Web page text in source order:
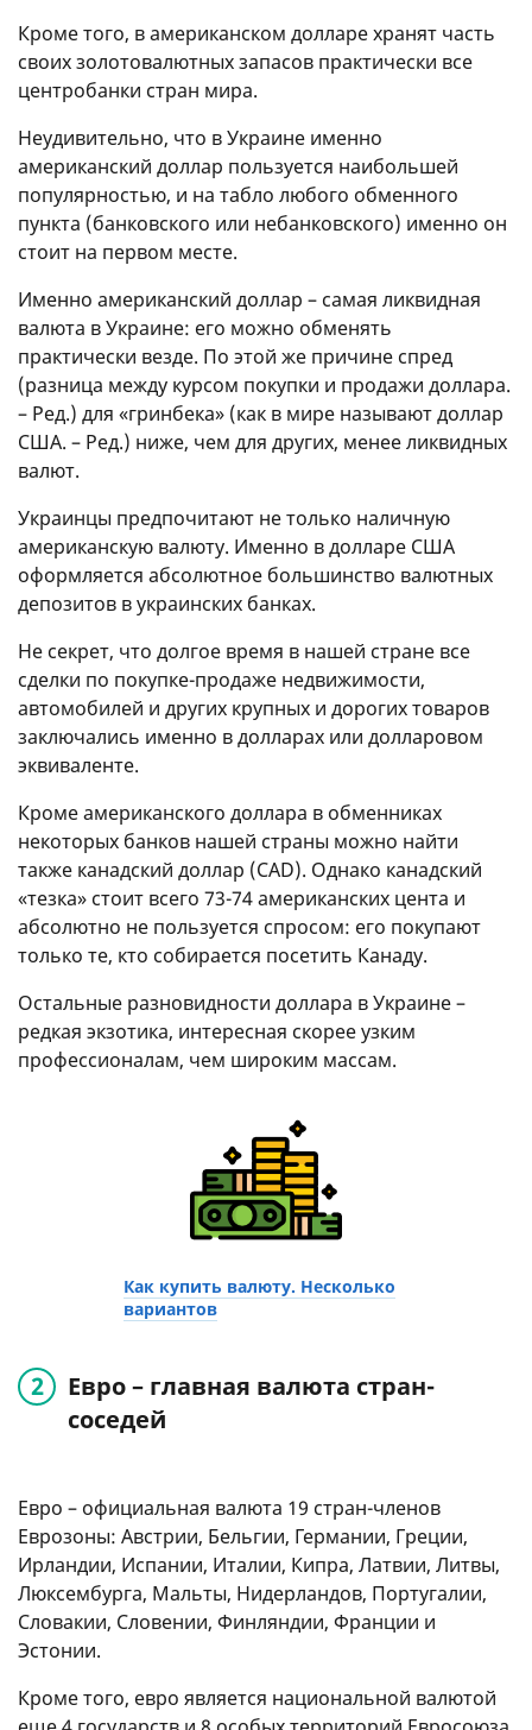
Кроме того, в американском долларе хранят часть
своих золотовалютных запасов практически все
центробанки стран мира.
Неудивительно, что в Украине именно
американский доллар пользуется наибольшей
популярностью, и на табло любого обменного
пункта (банковского или небанковского) именно он
стоит на первом месте.
Именно американский доллар – самая ликвидная
валюта в Украине: его можно обменять
практически везде. По этой же причине спред
(разница между курсом покупки и продажи доллара.
– Ред.) для «гринбека» (как в мире называют доллар
США. – Ред.) ниже, чем для других, менее ликвидных
валют.
Украинцы предпочитают не только наличную
американскую валюту. Именно в долларе США
оформляется абсолютное большинство валютных
депозитов в украинских банках.
Не секрет, что долгое время в нашей стране все
сделки по покупке-продаже недвижимости,
автомобилей и других крупных и дорогих товаров
заключались именно в долларах или долларовом
эквиваленте.
Кроме американского доллара в обменниках
некоторых банков нашей страны можно найти
также канадский доллар (CAD). Однако канадский
«тезка» стоит всего 73-74 американских цента и
абсолютно не пользуется спросом: его покупают
только те, кто собирается посетить Канаду.
Остальные разновидности доллара в Украине –
редкая экзотика, интересная скорее узким
профессионалам, чем широким массам.
Как купить валюту. Несколько
вариантов
Евро – главная валюта стран-
соседей
Евро – официальная валюта 19 стран-членов
Еврозоны: Австрии, Бельгии, Германии, Греции,
Ирландии, Испании, Италии, Кипра, Латвии, Литвы,
Люксембурга, Мальты, Нидерландов, Португалии,
Словакии, Словении, Финляндии, Франции и
Эстонии.
Кроме того, евро является национальной валютой